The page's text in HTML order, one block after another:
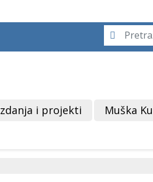
i projekti
Muška